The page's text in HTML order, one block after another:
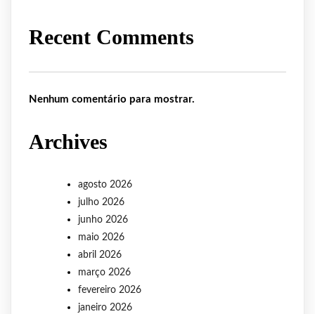
Recent Comments
Nenhum comentário para mostrar.
Archives
agosto 2026
julho 2026
junho 2026
maio 2026
abril 2026
março 2026
fevereiro 2026
janeiro 2026